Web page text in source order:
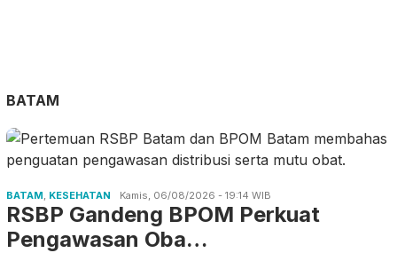
BATAM
BATAM, KESEHATAN Kamis, 06/08/2026 - 19:14 WIB
RSBP Gandeng BPOM Perkuat
Pengawasan Oba…